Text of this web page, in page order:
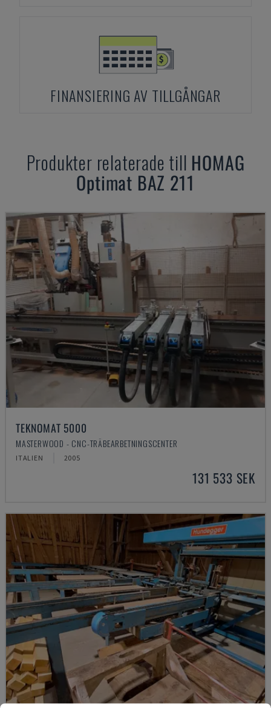
FINANSIERING AV TILLGÅNGAR
Produkter relaterade till HOMAG
Optimat BAZ 211
TEKNOMAT 5000
MASTERWOOD - CNC-TRÄBEARBETNINGSCENTER
ITALIEN 2005
131 533 SEK